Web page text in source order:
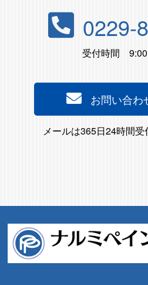
0229-
受付時間 9:00
お問い合わ
メールは365日24時間受